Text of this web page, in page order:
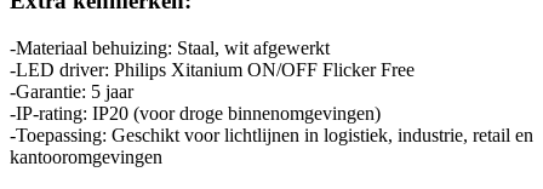
-Materiaal behuizing: Staal, wit afgewerkt
-LED driver: Philips Xitanium ON/OFF Flicker Free
-Garantie: 5 jaar
-IP-rating: IP20 (voor droge binnenomgevingen)
-Toepassing: Geschikt voor lichtlijnen in logistiek, industrie, retail en
kantooromgevingen